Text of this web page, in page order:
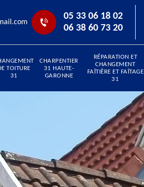
05 33 06 18 02
06 38 60 73 20
TOITURE
31
CHARPENTIER
31 HAUTE-
GARONNE
RÉPARATION ET
CHANGEMENT
FAÎTIÈRE ET FAÎTAGE
31